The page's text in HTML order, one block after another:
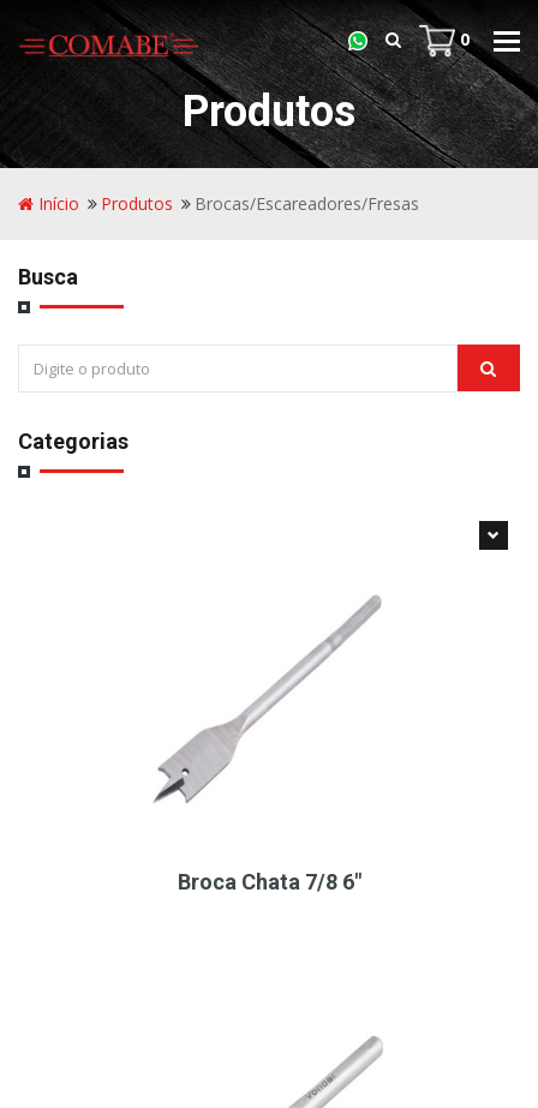
0
Produtos
Início Produtos Brocas/Escareadores/Fresas
Busca
Categorias
Broca Chata 7/8 6"